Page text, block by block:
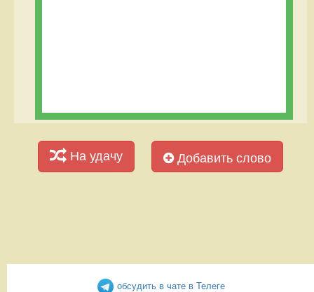
На удачу Добавить слово
обсудить в чате в Телеге